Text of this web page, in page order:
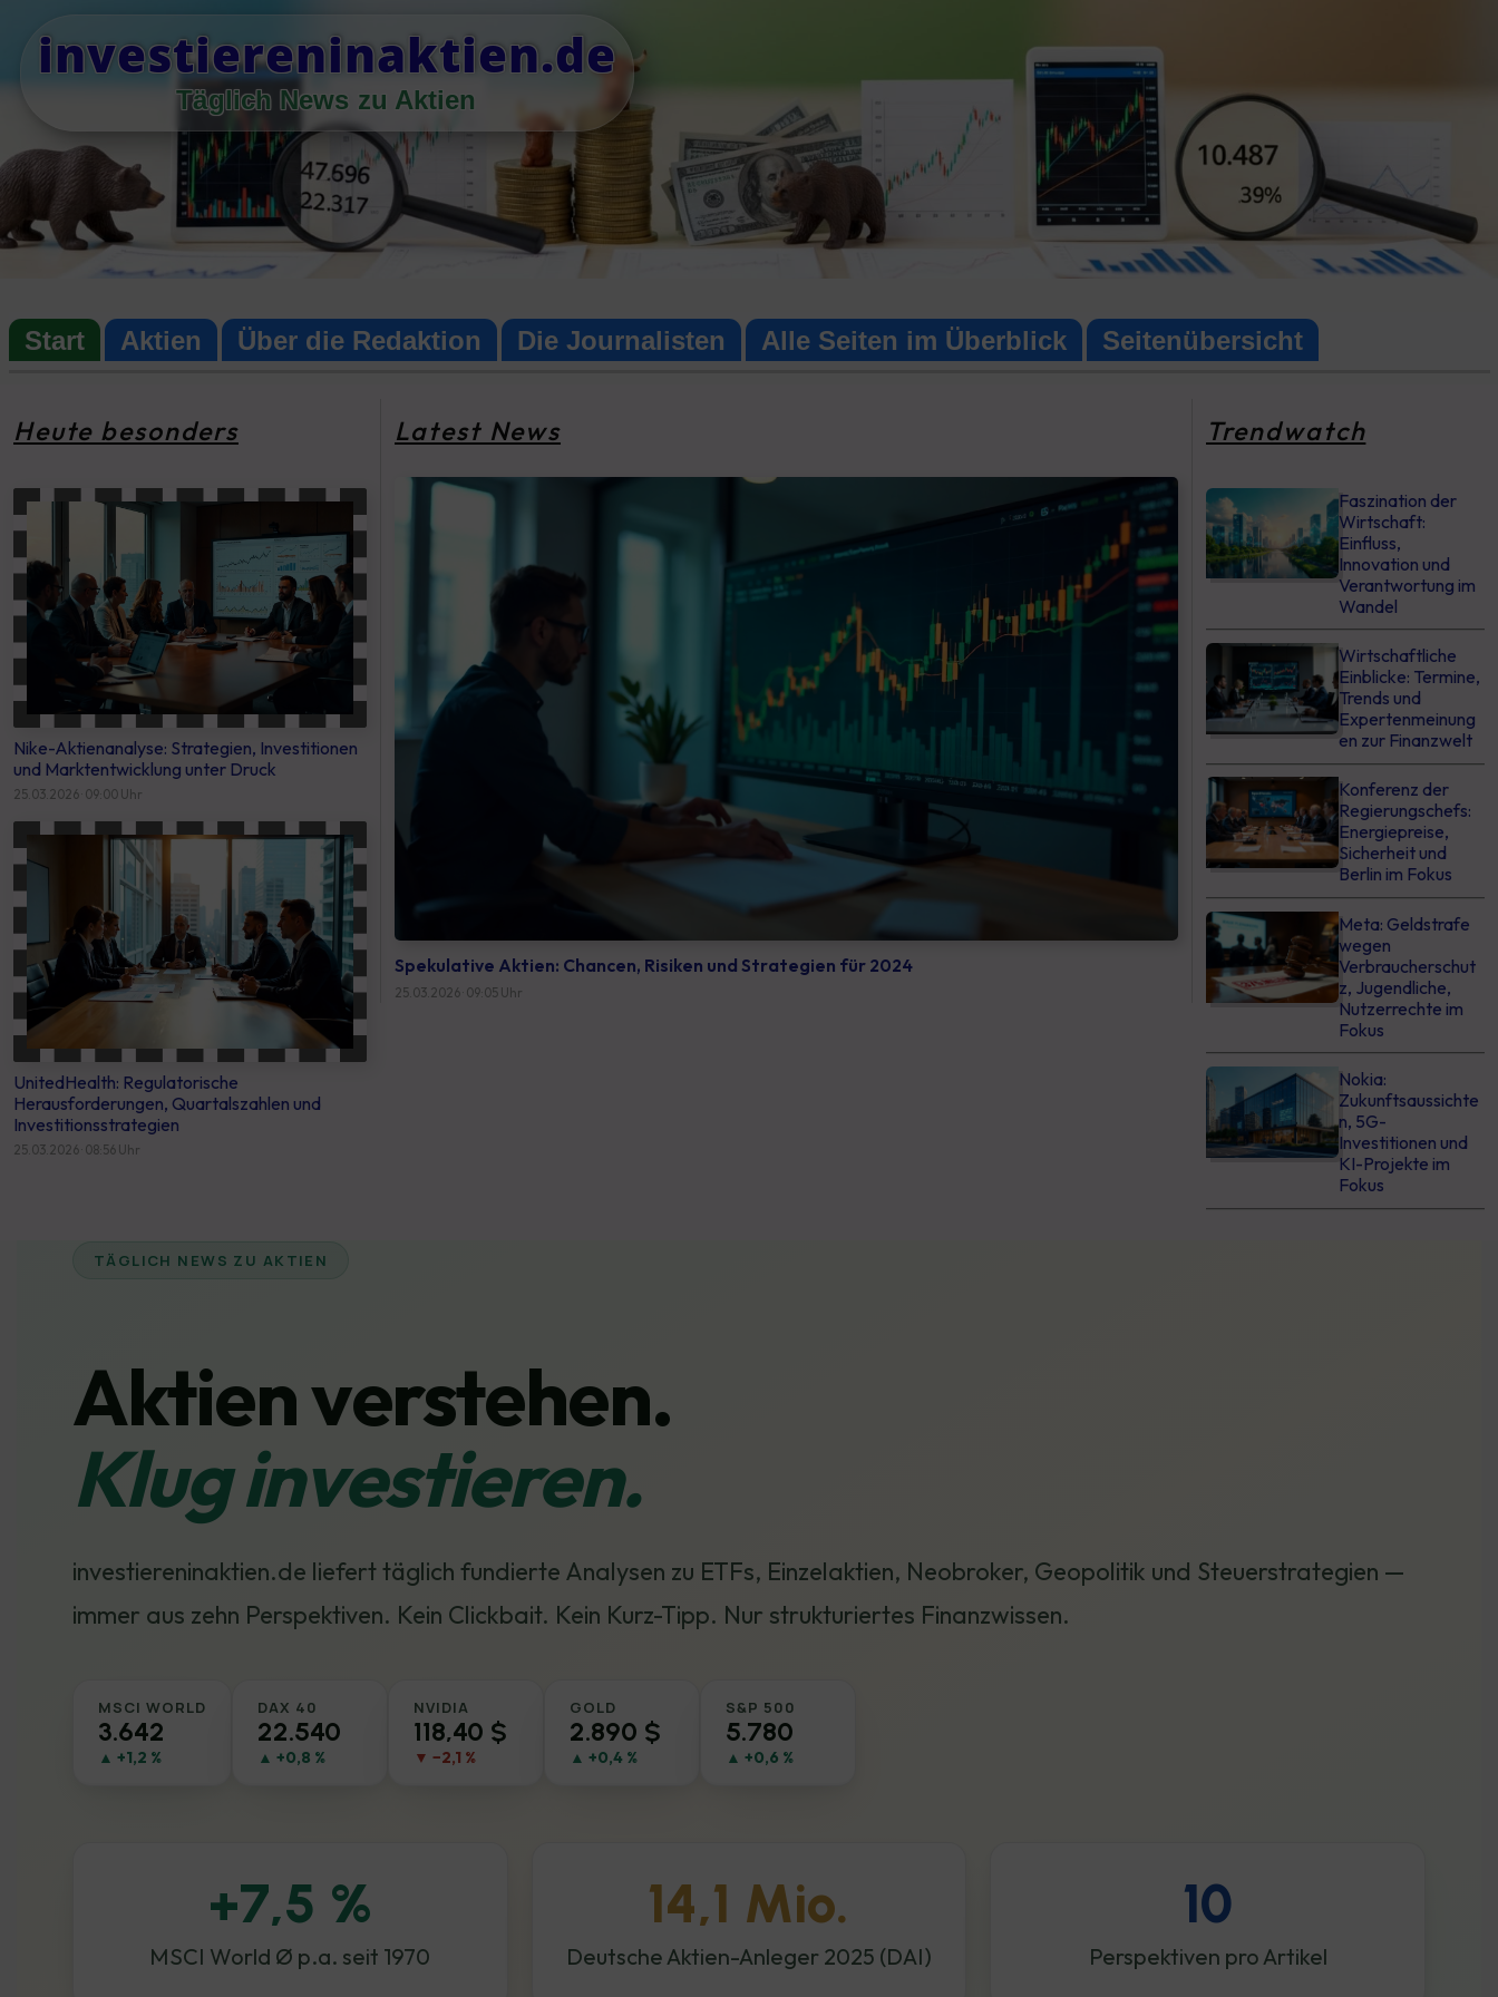
content
investiereninaktien.de
Täglich News zu Aktien
Start Aktien Über die Redaktion Die Journalisten Alle Seiten im Überblick Seitenübersicht
Heute besonders
Nike-Aktienanalyse: Strategien, Investitionen
und Marktentwicklung unter Druck
25.03.2026 · 09:00 Uhr
UnitedHealth: Regulatorische
Herausforderungen, Quartalszahlen und
Investitionsstrategien
25.03.2026 · 08:56 Uhr
Latest News
Spekulative Aktien: Chancen, Risiken und Strategien für 2024
25.03.2026 · 09:05 Uhr
Trendwatch
Faszination der
Wirtschaft:
Einfluss,
Innovation und
Verantwortung im
Wandel
Wirtschaftliche
Einblicke: Termine,
Trends und
Expertenmeinung
en zur Finanzwelt
Konferenz der
Regierungschefs:
Energiepreise,
Sicherheit und
Berlin im Fokus
Meta: Geldstrafe
wegen
Verbraucherschut
z, Jugendliche,
Nutzerrechte im
Fokus
Nokia:
Zukunftsaussichte
n, 5G-
Investitionen und
KI-Projekte im
Fokus
TÄGLICH NEWS ZU AKTIEN
Aktien verstehen.
Klug investieren.
investiereninaktien.de liefert täglich fundierte Analysen zu ETFs, Einzelaktien, Neobroker, Geopolitik und Steuerstrategien —
immer aus zehn Perspektiven. Kein Clickbait. Kein Kurz-Tipp. Nur strukturiertes Finanzwissen.
MSCI WORLD
3.642
▲ +1,2 %
DAX 40
22.540
▲ +0,8 %
NVIDIA
118,40 $
▼ −2,1 %
GOLD
2.890 $
▲ +0,4 %
S&P 500
5.780
▲ +0,6 %
+7,5 %
MSCI World Ø p.a. seit 1970
14,1 Mio.
Deutsche Aktien-Anleger 2025 (DAI)
10
Perspektiven pro Artikel